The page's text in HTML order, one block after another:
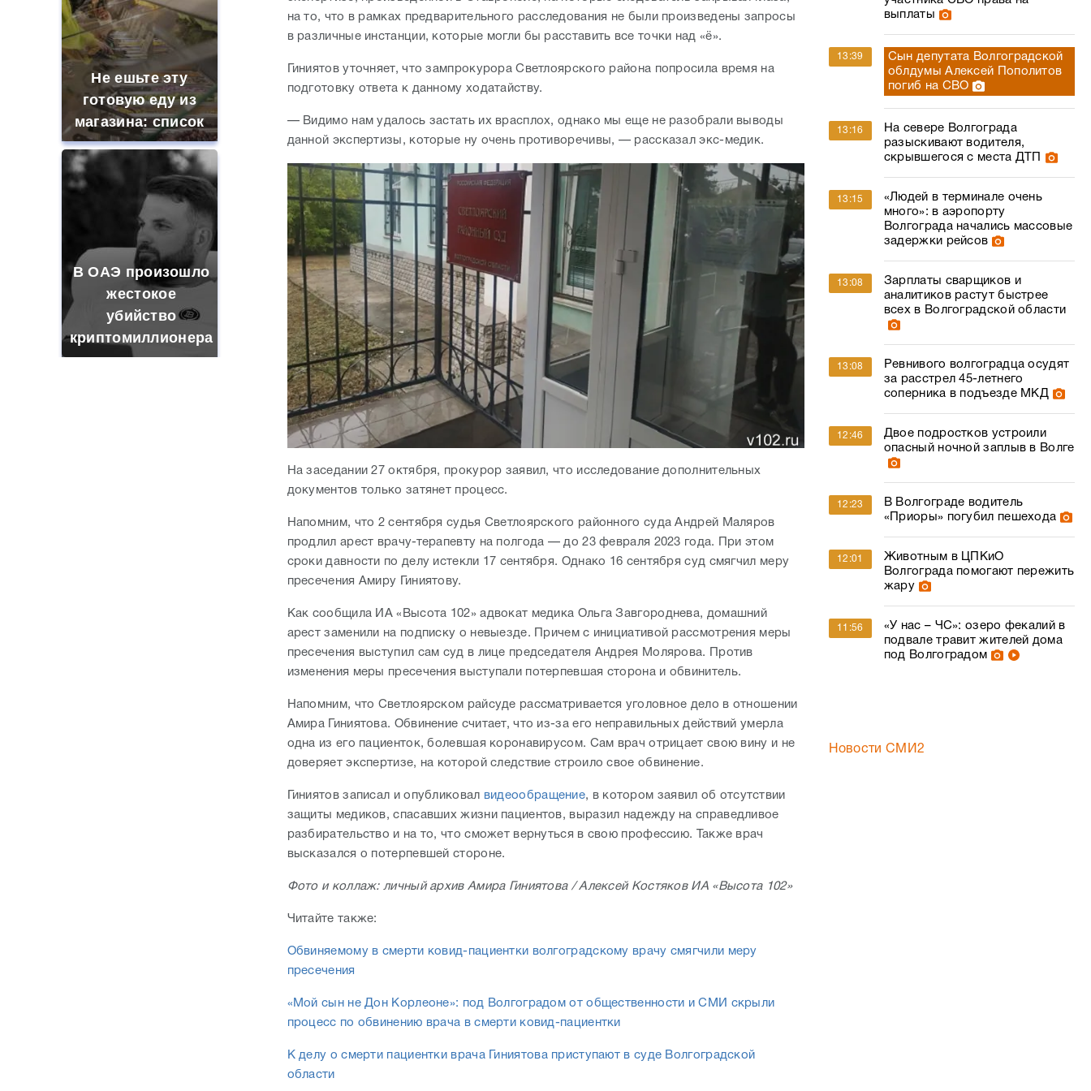
Не ешьте эту
готовую еду из
магазина: список
В ОАЭ произошло
жестокое
убийство
криптомиллионера
на то, что в рамках предварительного расследования не были произведены запросы
в различные инстанции, которые могли бы расставить все точки над «ё».
Гиниятов уточняет, что зампрокурора Светлоярского района попросила время на
подготовку ответа к данному ходатайству.
— Видимо нам удалось застать их врасплох, однако мы еще не разобрали выводы
данной экспертизы, которые ну очень противоречивы, — рассказал экс-медик.
На заседании 27 октября, прокурор заявил, что исследование дополнительных
документов только затянет процесс.
Напомним, что 2 сентября судья Светлоярского районного суда Андрей Маляров
продлил арест врачу-терапевту на полгода — до 23 февраля 2023 года. При этом
сроки давности по делу истекли 17 сентября. Однако 16 сентября суд смягчил меру
пресечения Амиру Гиниятову.
Как сообщила ИА «Высота 102» адвокат медика Ольга Завгороднева, домашний
арест заменили на подписку о невыезде. Причем с инициативой рассмотрения меры
пресечения выступил сам суд в лице председателя Андрея Молярова. Против
изменения меры пресечения выступали потерпевшая сторона и обвинитель.
Напомним, что Светлоярском райсуде рассматривается уголовное дело в отношении
Амира Гиниятова. Обвинение считает, что из-за его неправильных действий умерла
одна из его пациенток, болевшая коронавирусом. Сам врач отрицает свою вину и не
доверяет экспертизе, на которой следствие строило свое обвинение.
Гиниятов записал и опубликовал видеообращение, в котором заявил об отсутствии
защиты медиков, спасавших жизни пациентов, выразил надежду на справедливое
разбирательство и на то, что сможет вернуться в свою профессию. Также врач
высказался о потерпевшей стороне.
Фото и коллаж: личный архив Амира Гиниятова / Алексей Костяков ИА «Высота 102»
Читайте также:
Обвиняемому в смерти ковид-пациентки волгоградскому врачу смягчили меру
пресечения
«Мой сын не Дон Корлеоне»: под Волгоградом от общественности и СМИ скрыли
процесс по обвинению врача в смерти ковид-пациентки
К делу о смерти пациентки врача Гиниятова приступают в суде Волгоградской
области
выплаты
13:39
Сын депутата Волгоградской
облдумы Алексей Пополитов
погиб на СВО
13:16
На севере Волгограда
разыскивают водителя,
скрывшегося с места ДТП
13:15
«Людей в терминале очень
много»: в аэропорту
Волгограда начались массовые
задержки рейсов
13:08
Зарплаты сварщиков и
аналитиков растут быстрее
всех в Волгоградской области
13:08
Ревнивого волгоградца осудят
за расстрел 45-летнего
соперника в подъезде МКД
12:46
Двое подростков устроили
опасный ночной заплыв в Волге
12:23
В Волгограде водитель
«Приоры» погубил пешехода
12:01
Животным в ЦПКиО
Волгограда помогают пережить
жару
11:56
«У нас – ЧС»: озеро фекалий в
подвале травит жителей дома
под Волгоградом
Новости СМИ2